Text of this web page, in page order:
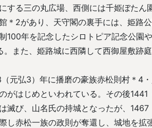
する三の丸広場、西側には千姫ぼたん
＊2があり、天守閣の裏手には、姫路
100年を記念したシロトピア記念公園
また、姫路城に西隣して西御屋敷跡庭
元弘3）年に播磨の豪族赤松則村＊4
がはじめといわれている。その後1441
滅び、山名氏の持城となったが、1467
し赤松一族の政則が奪還し、城地を拡